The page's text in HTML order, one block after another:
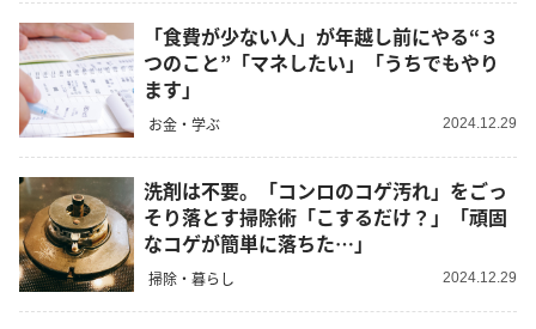
「食費が少ない人」が年越し前にやる“３
つのこと”「マネしたい」「うちでもやり
ます」
お金・学ぶ 2024.12.29
洗剤は不要。「コンロのコゲ汚れ」をごっ
そり落とす掃除術「こするだけ？」「頑固
なコゲが簡単に落ちた…」
掃除・暮らし 2024.12.29